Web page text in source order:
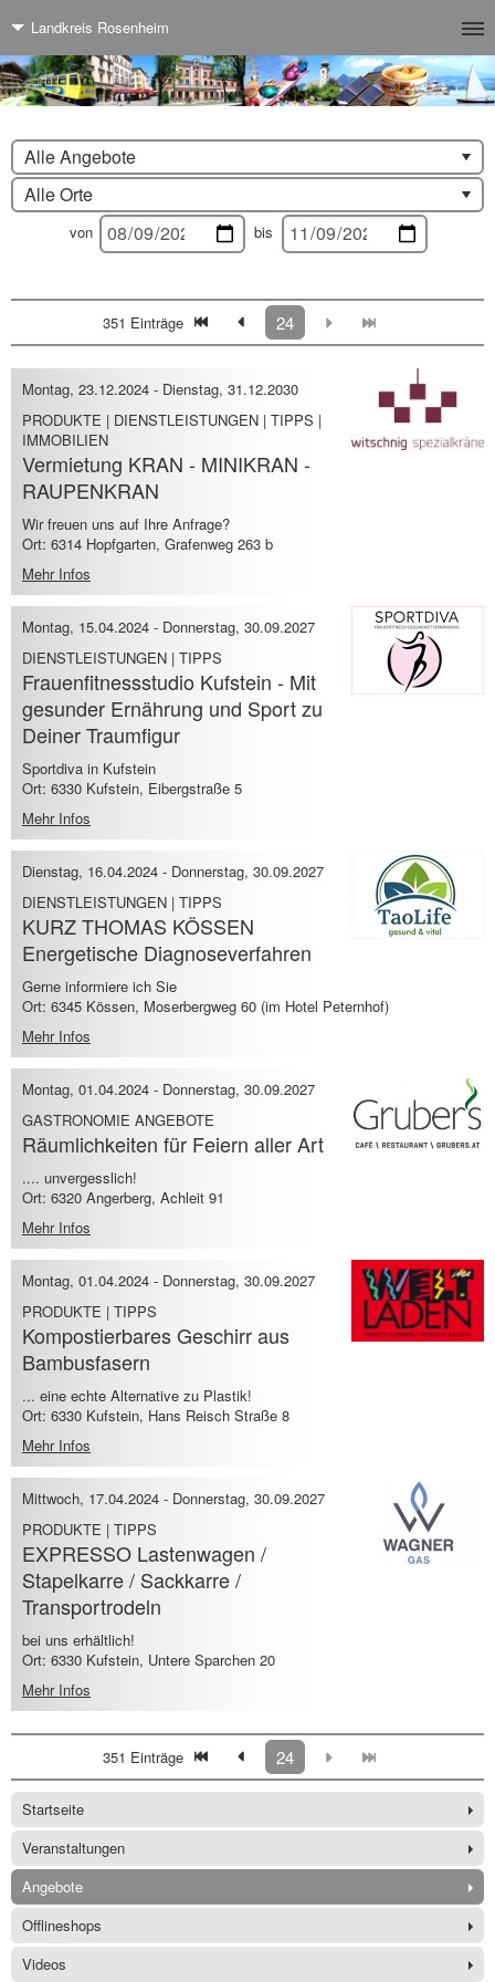
Landkreis Rosenheim
Alle Angebote
Alle Orte
von bis
351 Einträge 24
Montag, 23.12.2024 - Dienstag, 31.12.2030
PRODUKTE | DIENSTLEISTUNGEN | TIPPS |
IMMOBILIEN
Vermietung KRAN - MINIKRAN -
RAUPENKRAN
Wir freuen uns auf Ihre Anfrage?
Ort: 6314 Hopfgarten, Grafenweg 263 b
Mehr Infos
Montag, 15.04.2024 - Donnerstag, 30.09.2027
DIENSTLEISTUNGEN | TIPPS
Frauenfitnessstudio Kufstein - Mit
gesunder Ernährung und Sport zu
Deiner Traumfigur
Sportdiva in Kufstein
Ort: 6330 Kufstein, Eibergstraße 5
Mehr Infos
Dienstag, 16.04.2024 - Donnerstag, 30.09.2027
DIENSTLEISTUNGEN | TIPPS
KURZ THOMAS KÖSSEN
Energetische Diagnoseverfahren
Gerne informiere ich Sie
Ort: 6345 Kössen, Moserbergweg 60 (im Hotel Peternhof)
Mehr Infos
Montag, 01.04.2024 - Donnerstag, 30.09.2027
GASTRONOMIE ANGEBOTE
Räumlichkeiten für Feiern aller Art
.... unvergesslich!
Ort: 6320 Angerberg, Achleit 91
Mehr Infos
Montag, 01.04.2024 - Donnerstag, 30.09.2027
PRODUKTE | TIPPS
Kompostierbares Geschirr aus
Bambusfasern
... eine echte Alternative zu Plastik!
Ort: 6330 Kufstein, Hans Reisch Straße 8
Mehr Infos
Mittwoch, 17.04.2024 - Donnerstag, 30.09.2027
PRODUKTE | TIPPS
EXPRESSO Lastenwagen /
Stapelkarre / Sackkarre /
Transportrodeln
bei uns erhältlich!
Ort: 6330 Kufstein, Untere Sparchen 20
Mehr Infos
351 Einträge 24
Startseite
Veranstaltungen
Angebote
Offlineshops
Videos